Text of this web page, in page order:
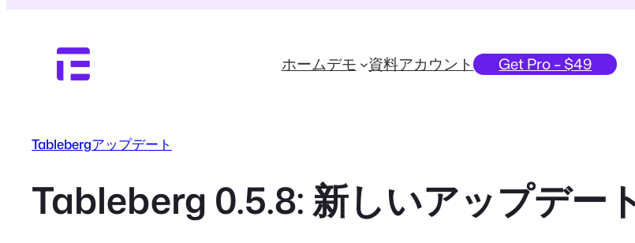
ホームデモ 資料アカウント Get Pro – $49
Tablebergアップデート
Tableberg 0.5.8: 新しいアップデー